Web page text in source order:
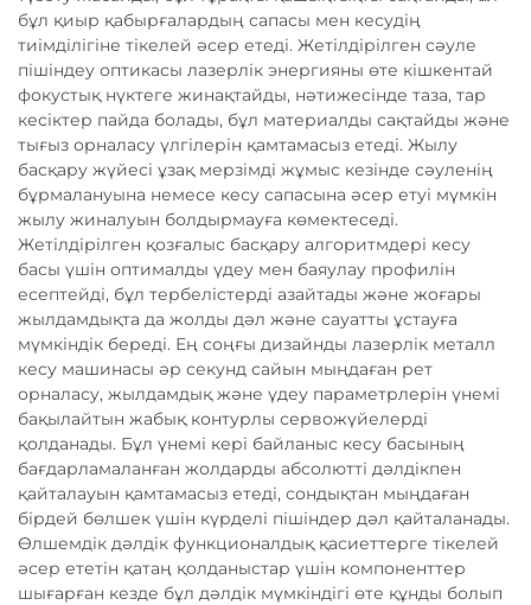
бұл қиыр қабырғалардың сапасы мен кесудің
тиімділігіне тікелей әсер етеді. Жетілдірілген сәуле
пішіндеу оптикасы лазерлік энергияны өте кішкентай
фокустық нүктеге жинақтайды, нәтижесінде таза, тар
кесіктер пайда болады, бұл материалды сақтайды және
тығыз орналасу үлгілерін қамтамасыз етеді. Жылу
басқару жүйесі ұзақ мерзімді жұмыс кезінде сәуленің
бұрмалануына немесе кесу сапасына әсер етуі мүмкін
жылу жиналуын болдырмауға көмектеседі.
Жетілдірілген қозғалыс басқару алгоритмдері кесу
басы үшін оптималды үдеу мен баяулау профилін
есептейді, бұл тербелістерді азайтады және жоғары
жылдамдықта да жолды дәл және сауатты ұстауға
мүмкіндік береді. Ең соңғы дизайнды лазерлік металл
кесу машинасы әр секунд сайын мыңдаған рет
орналасу, жылдамдық және үдеу параметрлерін үнемі
бақылайтын жабық контурлы сервожүйелерді
қолданады. Бұл үнемі кері байланыс кесу басының
бағдарламаланған жолдарды абсолютті дәлдікпен
қайталауын қамтамасыз етеді, сондықтан мыңдаған
бірдей бөлшек үшін күрделі пішіндер дәл қайталанады.
Өлшемдік дәлдік функционалдық қасиеттерге тікелей
әсер ететін қатаң қолданыстар үшін компоненттер
шығарған кезде бұл дәлдік мүмкіндігі өте құнды болып